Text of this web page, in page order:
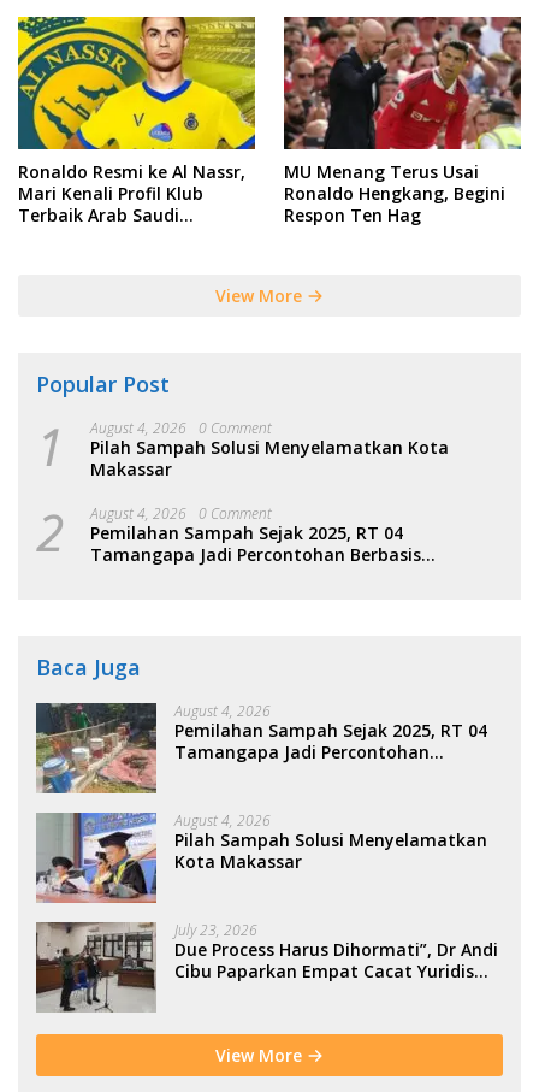
Ronaldo Resmi ke Al Nassr,
Mari Kenali Profil Klub
Terbaik Arab Saudi
MU Menang Terus Usai
Ronaldo Hengkang, Begini
Respon Ten Hag
View More
Popular Post
1 August 4, 2026 0 Comment
Pilah Sampah Solusi Menyelamatkan Kota
Makassar
2 August 4, 2026 0 Comment
Pemilahan Sampah Sejak 2025, RT 04
Tamangapa Jadi Percontohan Berbasis
Baca Juga
August 4, 2026
Pemilahan Sampah Sejak 2025, RT 04
Tamangapa Jadi Percontohan
August 4, 2026
Pilah Sampah Solusi Menyelamatkan
Kota Makassar
July 23, 2026
Due Process Harus Dihormati”, Dr Andi
Cibu Paparkan Empat Cacat Yuridis
View More